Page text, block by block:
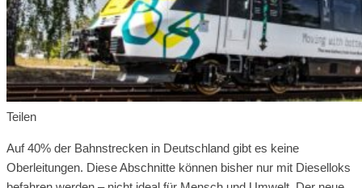
Teilen
Auf 40% der Bahnstrecken in Deutschland gibt es keine
Oberleitungen. Diese Abschnitte können bisher nur mit Dieselloks